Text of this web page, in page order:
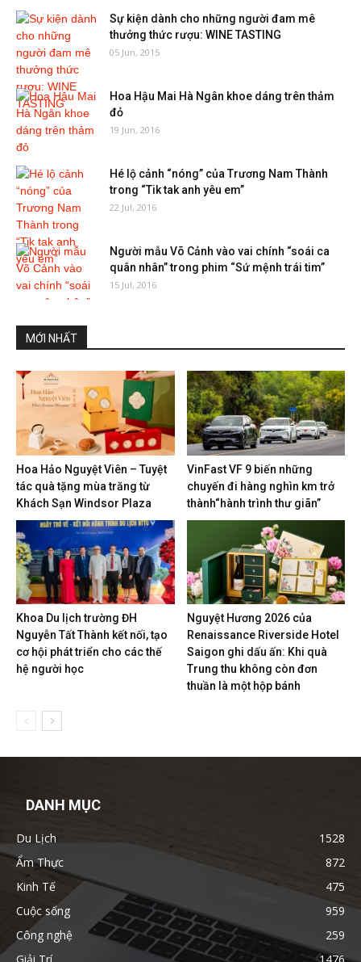
Sự kiện dành cho những người đam mê
thưởng thức rượu: WINE TASTING
05 Jun, 2015
Hoa Hậu Mai Hà Ngân khoe dáng trên thảm
đỏ
19 Jun, 2016
Hé lộ cảnh “nóng” của Trương Nam Thành
trong “Tik tak anh yêu em”
22 Jul, 2016
Người mẫu Võ Cảnh vào vai chính “soái ca
quân nhân” trong phim “Sứ mệnh trái tim”
15 Jul, 2016
MỚI NHẤT
Hoa Hảo Nguyệt Viên – Tuyệt
tác quà tặng mùa trăng từ
Khách Sạn Windsor Plaza
VinFast VF 9 biến những
chuyến đi hàng nghìn km trở
thành“hành trình thư giãn”
Khoa Du lịch trường ĐH
Nguyễn Tất Thành kết nối, tạo
cơ hội phát triển cho các thế
hệ người học
Nguyệt Hương 2026 của
Renaissance Riverside Hotel
Saigon ghi dấu ấn: Khi quà
Trung thu không còn đơn
thuần là một hộp bánh
DANH MỤC
Du Lịch
1528
Ẩm Thực
872
Kinh Tế
475
Cuộc sống
959
Công nghệ
259